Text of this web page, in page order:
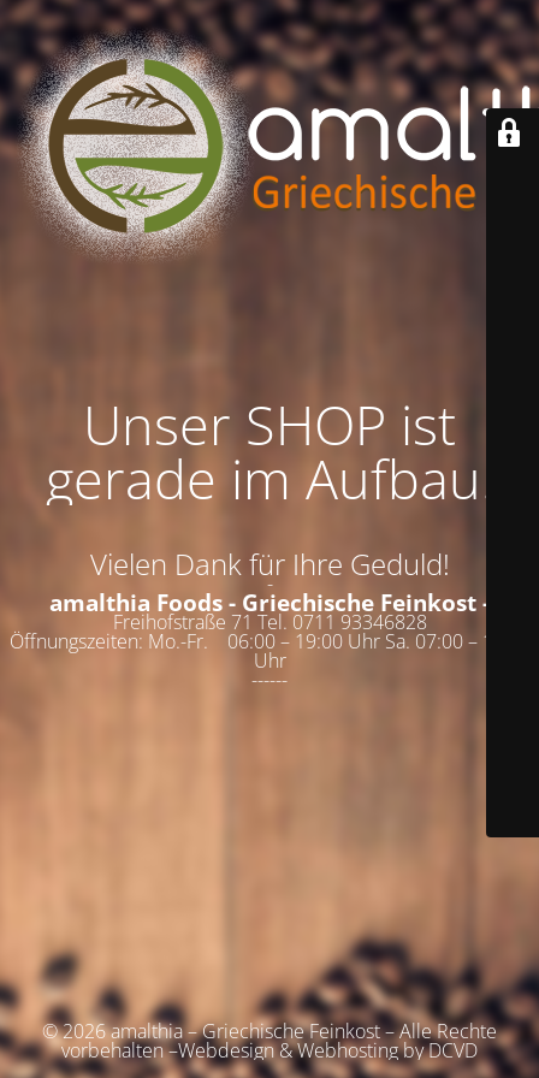
Unser SHOP ist
gerade im Aufbau!
Vielen Dank für Ihre Geduld!
-
amalthia Foods - Griechische Feinkost -
Freihofstraße 71 Tel. 0711 93346828
Öffnungszeiten: Mo.-Fr. 06:00 – 19:00 Uhr Sa. 07:00 – 19:00
Uhr
------
© 2026 amalthia – Griechische Feinkost – Alle Rechte
vorbehalten –Webdesign & Webhosting by DCVD